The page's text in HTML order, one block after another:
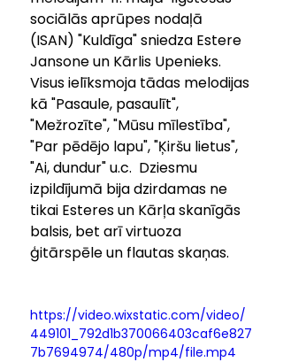
sociālās aprūpes nodaļā
(ISAN) "Kuldīga" sniedza Estere
Jansone un Kārlis Upenieks.
Visus ielīksmoja tādas melodijas
kā "Pasaule, pasaulīt",
"Mežrozīte", "Mūsu mīlestība",
"Par pēdējo lapu", "Ķiršu lietus",
"Ai, dundur" u.c.  Dziesmu
izpildījumā bija dzirdamas ne
tikai Esteres un Kārļa skanīgās
balsis, bet arī virtuoza
ģitārspēle un flautas skaņas.
https://video.wixstatic.com/video/
449101_792d1b370066403caf6e827
7b7694974/480p/mp4/file.mp4